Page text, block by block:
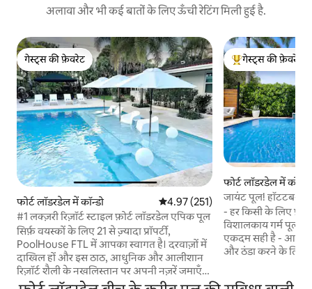
अलावा और भी कई बातों के लिए ऊँची रेटिंग मिली हुई है.
गेस्ट्स की फ़ेवरेट
गेस्ट्स की फ़ेवरेट
फोर्ट लॉडरडेल में कॉन्डो औसत रेटिंग 5 में से 4.97, 251 समीक्षाएँ
4.97 (251)
#1 लक्ज़री रिज़ॉर्ट स्टाइल फ़ोर्ट लॉडरडेल एपिक पूल
सिर्फ़ वयस्कों के लिए 21 से ज़्यादा प्रॉपर्टी,
PoolHouse FTL में आपका स्वागत है। दरवाज़ों में
दाखिल हों और इस ठाठ, आधुनिक और आलीशान
रिज़ॉर्ट शैली के नखलिस्तान पर अपनी नज़रें जमाएँ।
FTL एयरपोर्ट से 5 मील (15 मिनट) और FTL के
गेस्ट्स का टॉप फ़ेवरेट
गेस्ट्स की फ़ेवरेट
फोर्ट लॉडरडेल में कोठी
जायंट पूल! हॉटटब-
जिम!
- हर किसी के लिए
विशालकाय गर्म पूल -
एकदम सही है - आइस
और ठंडा करने के लिए
फ़ायर पिट - झूला - 4